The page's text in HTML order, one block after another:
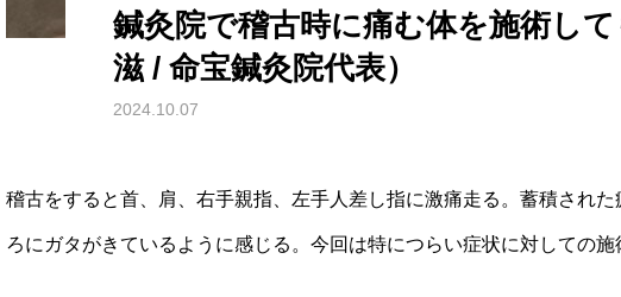
鍼灸院で稽古時に痛む体を施術し
滋 / 命宝鍼灸院代表）
2024.10.07
稽古をすると首、肩、右手親指、左手人差し指に激痛走る。蓄積され
ろにガタがきているように感じる。今回は特につらい症状に対しての施